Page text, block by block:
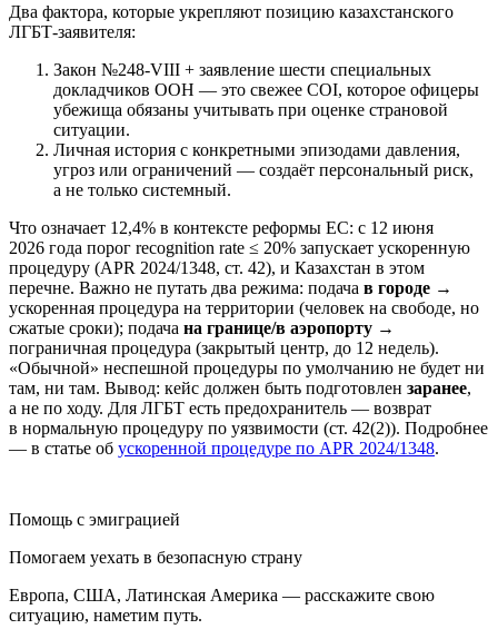
Два фактора, которые укрепляют позицию казахстанского
ЛГБТ-заявителя:
Закон №248-VIII + заявление шести специальных
докладчиков ООН — это свежее COI, которое офицеры
убежища обязаны учитывать при оценке страновой
ситуации.
Личная история с конкретными эпизодами давления,
угроз или ограничений — создаёт персональный риск,
а не только системный.
Что означает 12,4% в контексте реформы ЕС: с 12 июня
2026 года порог recognition rate ≤ 20% запускает ускоренную
процедуру (APR 2024/1348, ст. 42), и Казахстан в этом
перечне. Важно не путать два режима: подача в городе →
ускоренная процедура на территории (человек на свободе, но
сжатые сроки); подача на границе/в аэропорту →
пограничная процедура (закрытый центр, до 12 недель).
«Обычной» неспешной процедуры по умолчанию не будет ни
там, ни там. Вывод: кейс должен быть подготовлен заранее,
а не по ходу. Для ЛГБТ есть предохранитель — возврат
в нормальную процедуру по уязвимости (ст. 42(2)). Подробнее
— в статье об ускоренной процедуре по APR 2024/1348.
Помощь с эмиграцией
Помогаем уехать в безопасную страну
Европа, США, Латинская Америка — расскажите свою
ситуацию, наметим путь.